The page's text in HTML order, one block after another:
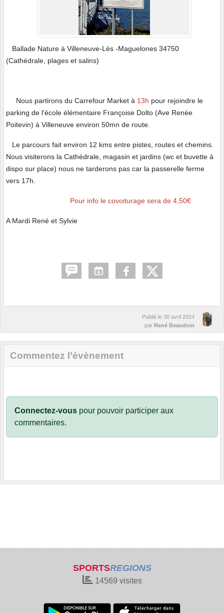
Ballade Nature à Villeneuve-Lès -Maguelones 34750
(Cathédrale, plages et salins)
Nous partirons du Carrefour Market à 13h pour rejoindre le
parking de l'école élémentaire Françoise Dolto (Ave Renée
Poitevin) à Villeneuve environ 50mn de route.
Le parcours fait environ 12 kms entre pistes, routes et chemins.
Nous visiterons la Cathédrale, magasin et jardins (wc et buvette à
dispo sur place) nous ne tarderons pas car la passerelle ferme
vers 17h.
Pour info le covoiturage sera de 4,50€
A Mardi René et Sylvie
Publié le 30 avril 2024
par René Beaudoin
Commentez l’évènement
Connectez-vous pour pouvoir participer aux
commentaires.
SPORTSREGIONS
14569 visites